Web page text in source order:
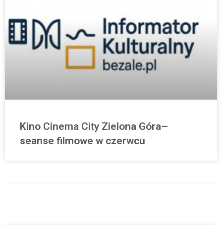
Kino Cinema City Zielona Góra–
seanse filmowe w czerwcu